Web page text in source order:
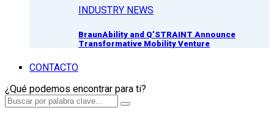
INDUSTRY NEWS
BraunAbility and Q’STRAINT Announce
Transformative Mobility Venture
CONTACTO
¿Qué podemos encontrar para ti?